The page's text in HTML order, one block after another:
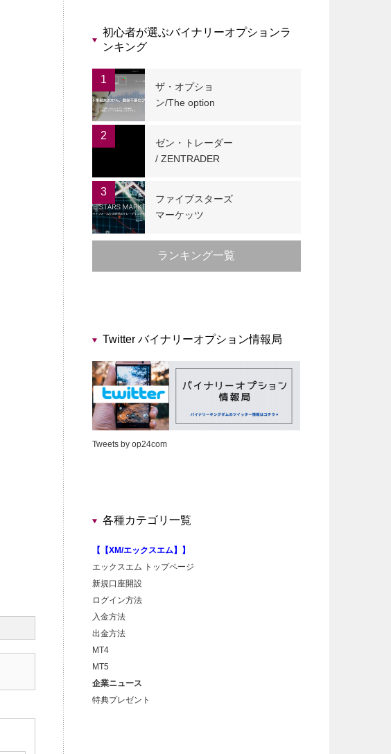
初心者が選ぶバイナリーオプションラ
ンキング
1
ザ・オプショ
ン/The option
2
ゼン・トレーダー
/ ZENTRADER
3
ファイブスターズ
マーケッツ
ランキング一覧
Twitter バイナリーオプション情報局
Tweets by op24com
各種カテゴリ一覧
【【XM/エックスエム】】
エックスエム トップページ
新規口座開設
ログイン方法
入金方法
出金方法
MT4
MT5
企業ニュース
特典プレゼント